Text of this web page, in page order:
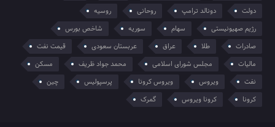
دولت
دونالد ترامپ روحانی
روسیه
رژیم صهیونیستی
سهام سوریه
شاخص بورس
صادرات
طلا عراق عربستان سعودی
قیمت نفت
مالیات
مجلس شورای اسلامی محمد جواد ظریف
مسکن
نفت
ویروس ویروس کرونا پرسپولیس
چین
کرونا
کرونا ویروس گمرک